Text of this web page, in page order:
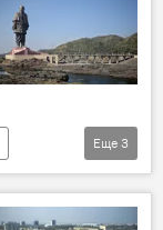
Еще 3